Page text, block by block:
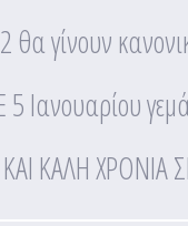
θα γίνουν
Ιανουαρίου
ΚΑΛΗ ΧΡΟΝΙΑ